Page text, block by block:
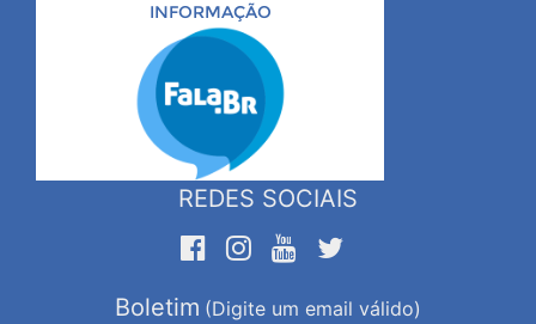
INFORMAÇÃO
REDES SOCIAIS
Boletim (Digite um email válido)